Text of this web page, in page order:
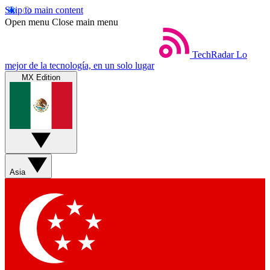
Skip to main content
Open menu Close main menu
TechRadar Lo
mejor de la tecnología, en un solo lugar
MX Edition
Asia